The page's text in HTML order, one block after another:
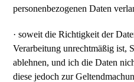
personenbezogenen Daten
· soweit die Richtigkeit der
Verarbeitung unrechtmäßig ist,
ablehnen, und ich die Daten
diese jedoch zur